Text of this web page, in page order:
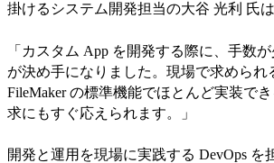
掛けるシステム開発担当の大谷 光利 氏は
「カスタム App を開発する際に、手数
が決め手になりました。現場で求められ
FileMaker の標準機能でほとんど実装で
求にもすぐ応えられます。」
開発と運用を現場に実践する DevOps を